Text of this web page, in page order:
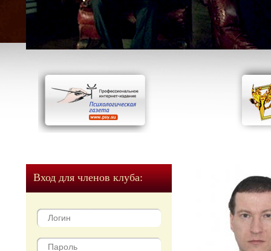
Вход для членов клуба: